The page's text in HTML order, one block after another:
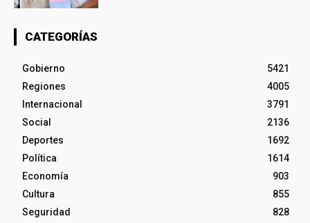
CATEGORÍAS
Gobierno
5421
Regiones
4005
Internacional
3791
Social
2136
Deportes
1692
Política
1614
Economía
903
Cultura
855
Seguridad
828